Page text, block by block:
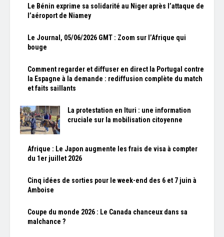
Le Bénin exprime sa solidarité au Niger après l’attaque de
l’aéroport de Niamey
Le Journal, 05/06/2026 GMT : Zoom sur l’Afrique qui
bouge
Comment regarder et diffuser en direct la Portugal contre
la Espagne à la demande : rediffusion complète du match
et faits saillants
La protestation en Ituri : une information
cruciale sur la mobilisation citoyenne
Afrique : Le Japon augmente les frais de visa à compter
du 1er juillet 2026
Cinq idées de sorties pour le week-end des 6 et 7 juin à
Amboise
Coupe du monde 2026 : Le Canada chanceux dans sa
malchance ?